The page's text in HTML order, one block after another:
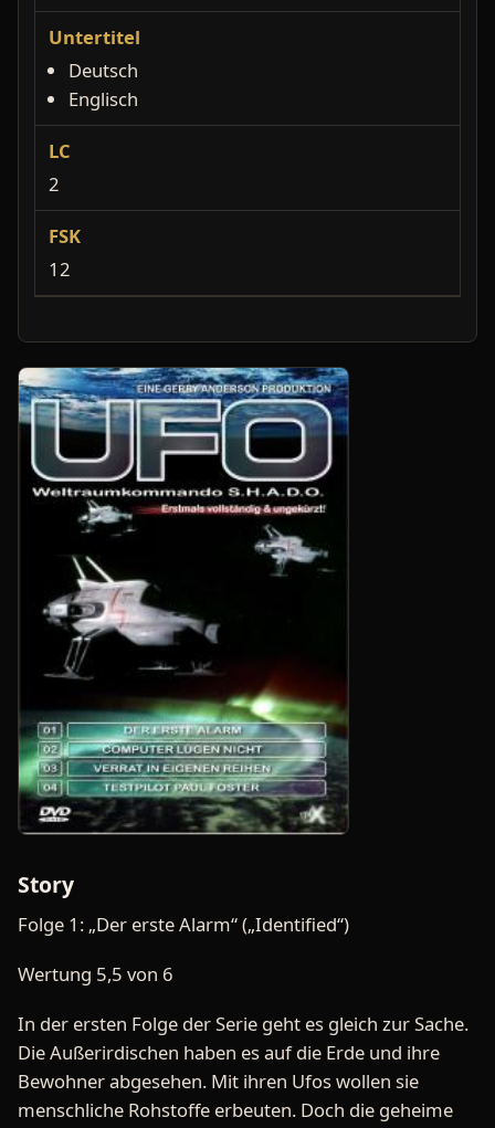
Untertitel
Deutsch
Englisch
LC
2
FSK
12
Story
Folge 1: „Der erste Alarm“ („Identified“)
Wertung 5,5 von 6
In der ersten Folge der Serie geht es gleich zur Sache.
Die Außerirdischen haben es auf die Erde und ihre
Bewohner abgesehen. Mit ihren Ufos wollen sie
menschliche Rohstoffe erbeuten. Doch die geheime